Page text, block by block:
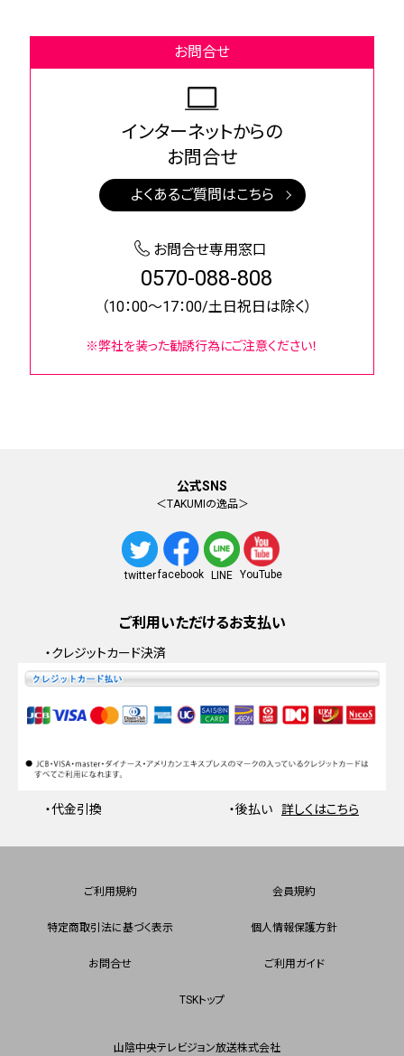
お問合せ
インターネットからの
お問合せ
よくあるご質問はこちら
お問合せ専用窓口
0570-088-808
（10：00～17：00/土日祝日は除く）
※弊社を装った勧誘行為にご注意ください！
公式SNS
＜TAKUMIの逸品＞
twitterfacebook LINE YouTube
ご利用いただけるお支払い
・クレジットカード決済
・代金引換 ・後払い 詳しくはこちら
ご利用規約 会員規約
特定商取引法に基づく表示 個人情報保護方針
お問合せ ご利用ガイド
TSKトップ
山陰中央テレビジョン放送株式会社